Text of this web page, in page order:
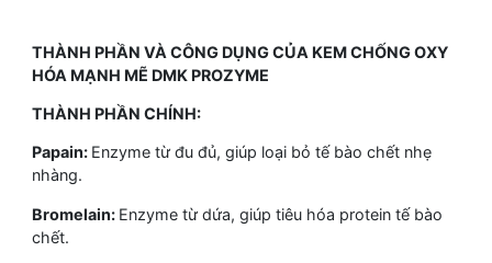
THÀNH PHẦN VÀ CÔNG DỤNG CỦA KEM CHỐNG OXY
HÓA MẠNH MẼ DMK PROZYME
THÀNH PHẦN CHÍNH:
Papain: Enzyme từ đu đủ, giúp loại bỏ tế bào chết nhẹ
nhàng.
Bromelain: Enzyme từ dứa, giúp tiêu hóa protein tế bào
chết.